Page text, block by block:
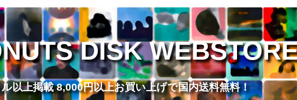
DISK
以上掲載 8,000円以上お買い上げで国内送料無料！